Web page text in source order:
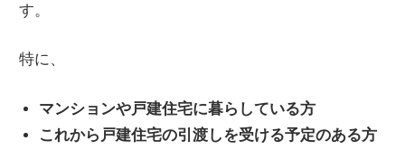
す。
特に、
マンションや戸建住宅に暮らしている方
これから戸建住宅の引渡しを受ける予定のある方